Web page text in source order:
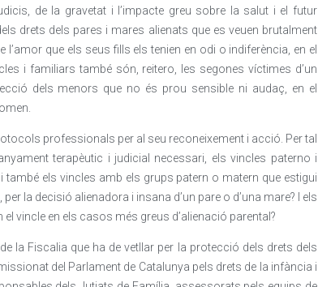
de la gravetat i l’impacte greu sobre la salut i el futur
drets dels pares i mares alienats que es veuen brutalment
que els seus fills els tenien en odi o indiferència, en el
i familiars també són, reitero, les segones víctimes d’un
dels menors que no és prou sensible ni audaç, en el
professionals per al seu reconeixement i acció. Per tal
terapèutic i judicial necessari, els vincles paterno i
els vincles amb els grups patern o matern que estigui
la decisió alienadora i insana d’un pare o d’una mare? I els
vincle en els casos més greus d’alienació parental?
la Fiscalia que ha de vetllar per la protecció dels drets dels
del Parlament de Catalunya pels drets de la infància i